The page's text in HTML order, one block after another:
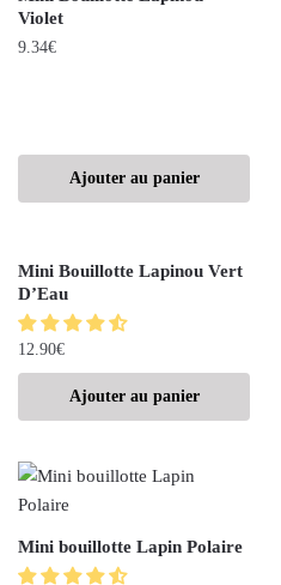
Violet
9.34€
Ajouter au panier
Mini Bouillotte Lapinou Vert
D’Eau
12.90€
Ajouter au panier
Mini bouillotte Lapin Polaire